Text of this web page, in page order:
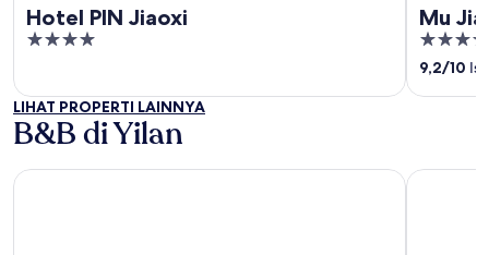
Hotel PIN Jiaoxi
4
5
Mu
4.5
out
9,2/10
LIHAT PROPERTI LAINNYA
B&B di Yilan
Lakeshore Hotel Yilan Silks